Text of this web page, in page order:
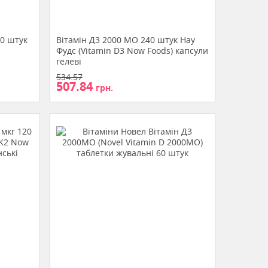
штук
Вітамін Д3 2000 МО 240 штук Нау
Фудс (Vitamin D3 Now Foods) капсули
гелеві
534.57
507.84 грн.